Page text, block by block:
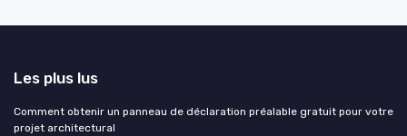
Les plus lus
Comment obtenir un panneau de déclaration préalable gratuit pour votre
projet architectural